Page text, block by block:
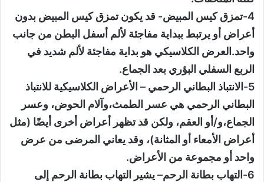
4-تمزق كيس المبيض- قد يكون تمزق كيس المبيض بدون
أعراض أو يرتبط ببداية مفاجئة لألم أسفل البطن من جانب
واحد.العرض الكلاسيكي هو بداية مفاجئة لألم شديد في
الربع السفلي البؤري بعد الجماع.
5-الانتباذ البطاني الرحمي – الأعراض الكلاسيكية للانتباذ
البطاني الرحمي هي عسر الطمث،وآلام الحوض، وعسر
الجماع،و/أو العقم، ولكن قد تظهر أعراض أخرى أيضًا (مثل
أعراض الأمعاء أو المثانة)، وقد يعاني المرضى من عرض
واحد أو مجموعة من الأعراض.
6-التهاب بطانة الرحم– يشير التهاب بطانة الرحم إلى